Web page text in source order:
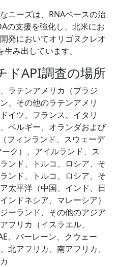
ニーズは、RNAベースの治
の支援を強化し、北米にお
発においてオリゴヌクレオ
み出しています。
ドAPI調査の場所
ラテンアメリカ（ブラジ
、その他のラテンアメリ
イツ、フランス、イタリ
ベルギー、オランダおよび
フィンランド、スウェーデ
ク）、アイルランド、ス
ンド、トルコ、ロシア、そ
ンド、トルコ、ロシア、そ
太平洋（中国、インド、日
ンドネシア、マレーシア）
ーランド、その他のアジア
フリカ（イスラエル、
、バーレーン、クウェー
北アフリカ、南アフリカ、